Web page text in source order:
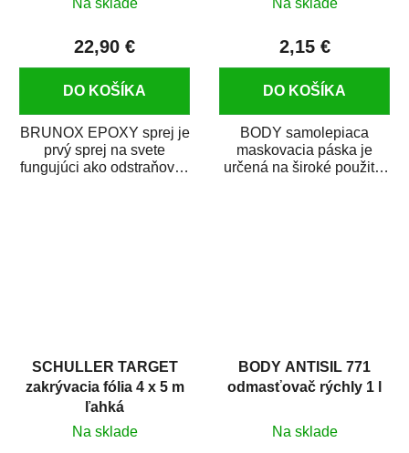
22,90 €
DO KOŠÍKA
BRUNOX EPOXY sprej je
prvý sprej na svete
fungujúci ako odstraňovač
2,15 €
DO KOŠÍKA
BODY samolepiaca
maskovacia páska je
určená na široké použitie
SCHULLER TARGET
zakrývacia fólia 4 x 5 m
ľahká
Na sklade
BODY ANTISIL 771
odmasťovač rýchly 1 l
Na sklade